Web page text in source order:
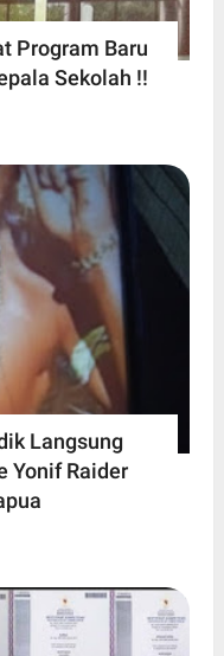
Program Baru
Sekolah !!
Langsung
Yonif Raider